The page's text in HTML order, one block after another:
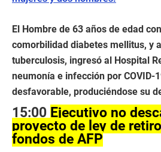
El Hombre de 63 años de edad
comorbilidad diabetes mellitus, y
tuberculosis, ingresó al Hospital
neumonía e infección por COVID-
desfavorable, produciéndose su
15:00 Ejecutivo no
proyecto de ley de
fondos de AFP